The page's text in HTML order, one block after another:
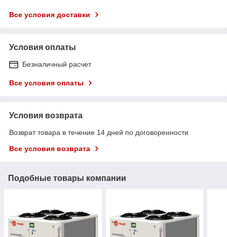
Все условия доставки
Условия оплаты
Безналичный расчет
Все условия оплаты
Условия возврата
Возврат товара в течение 14 дней по договоренности
Все условия возврата
Подобные товары компании